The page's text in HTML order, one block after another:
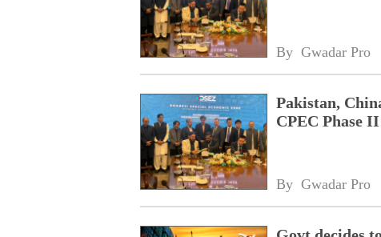
By Gwadar Pro
Pakistan,
CPEC Phase II
By Gwadar Pro